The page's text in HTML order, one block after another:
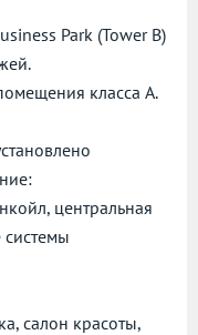
Park (Tower B)
класса А.
центральная
салон красоты,